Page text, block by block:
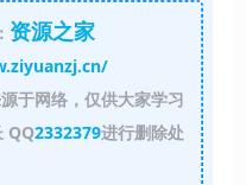
资源之家
于网络，仅供大家学习
QQ2332379进行删除处